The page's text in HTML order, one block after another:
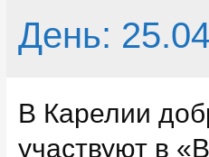
День:
В Карелии
участвуют в